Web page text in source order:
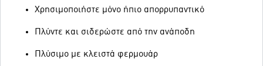
Χρησιμοποιήστε μόνο ήπιο απορρυπαντικό
Πλύντε και σιδερώστε από την ανάποδη
Πλύσιμο με κλειστά φερμουάρ